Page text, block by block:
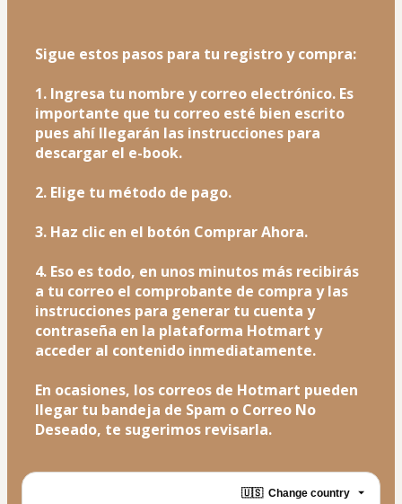
Sigue estos pasos para tu registro y compra:
1. Ingresa tu nombre y correo electrónico. Es
importante que tu correo esté bien escrito
pues ahí llegarán las instrucciones para
descargar el e-book.
2. Elige tu método de pago.
3. Haz clic en el botón Comprar Ahora.
4. Eso es todo, en unos minutos más recibirás
a tu correo el comprobante de compra y las
instrucciones para generar tu cuenta y
contraseña en la plataforma Hotmart y
acceder al contenido inmediatamente.
En ocasiones, los correos de Hotmart pueden
llegar tu bandeja de Spam o Correo No
Deseado, te sugerimos revisarla.
🇺🇸 Change country